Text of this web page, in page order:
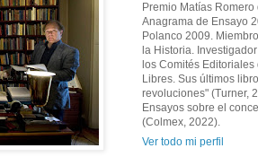
Premio Matías
Anagrama de Ensayo
Polanco 2009.
la Historia.
los Comités
Libres. Sus últimos
revoluciones" (Turner,
Ensayos sobre el
(Colmex, 2022).
Ver todo mi perfil